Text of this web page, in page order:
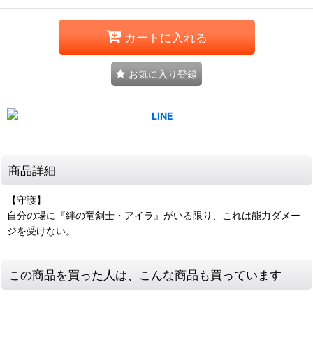
カートに入れる
お気に入り登録
商品詳細
【守護】
自分の場に『絆の竜剣士・アイラ』がいる限り、これは能力ダメー
ジを受けない。
この商品を買った人は、こんな商品も買っています